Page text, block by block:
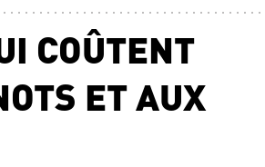
COÛTENT
ET AUX